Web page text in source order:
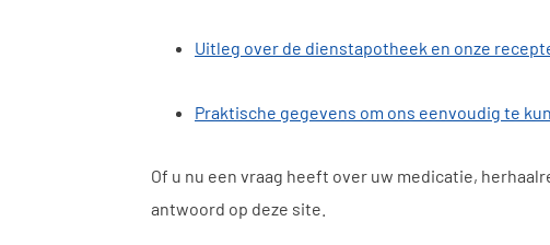
Uitleg over de dienstapotheek en onze
Praktische gegevens om ons eenvoudig te
Of u nu een vraag heeft over uw medicatie,
antwoord op deze site.